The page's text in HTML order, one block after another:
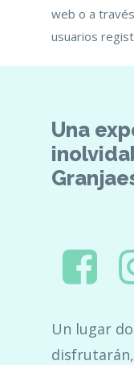
web o a
usuarios
Una
Un lugar